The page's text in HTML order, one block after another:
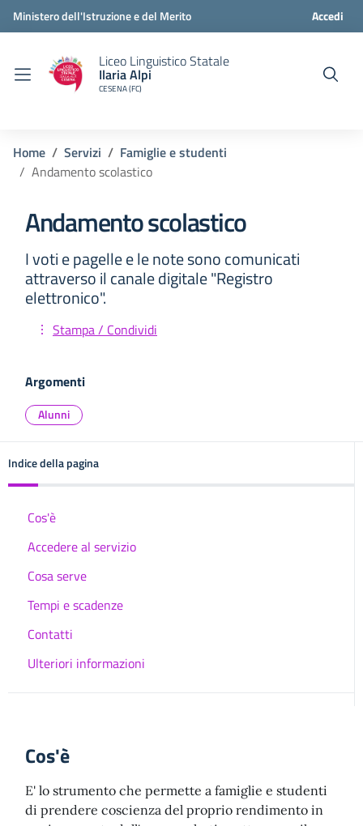
Ministero dell'Istruzione e del Merito Accedi
Liceo Linguistico Statale
Ilaria Alpi
CESENA (FC)
Home Servizi
Famiglie e studenti
Andamento scolastico
Andamento scolastico
I voti e pagelle e le note sono comunicati
attraverso il canale digitale "Registro
elettronico".
Stampa / Condividi
Argomenti
Alunni
Indice della pagina
Cos'è
Accedere al servizio
Cosa serve
Tempi e scadenze
Contatti
Ulteriori informazioni
Cos'è
E' lo strumento che permette a famiglie e studenti
di prendere coscienza del proprio rendimento in